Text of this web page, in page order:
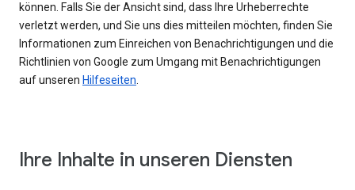
können. Falls Sie der Ansicht sind, dass Ihre Urheberrechte
verletzt werden, und Sie uns dies mitteilen möchten, finden Sie
Informationen zum Einreichen von Benachrichtigungen und die
Richtlinien von Google zum Umgang mit Benachrichtigungen
auf unseren Hilfeseiten.
Ihre Inhalte in unseren Diensten